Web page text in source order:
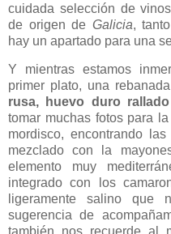
cuidada selección de
de origen de Galicia,
hay un apartado para una
Y mientras estamos
primer plato, una
rusa, huevo duro
tomar muchas fotos para
mordisco, encontrando
mezclado con la
elemento muy
integrado con los
ligeramente salino que
sugerencia de